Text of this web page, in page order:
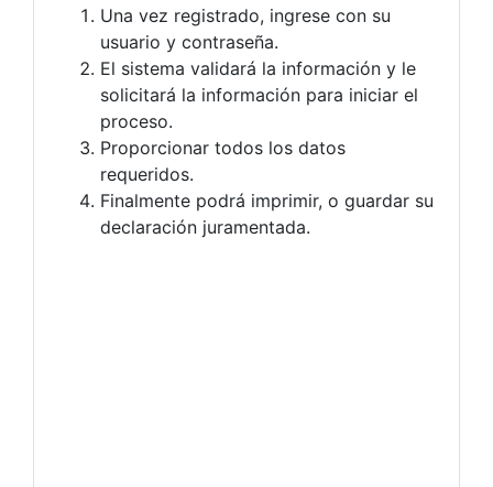
Una vez registrado, ingrese con su
usuario y contraseña.
El sistema validará la información y le
solicitará la información para iniciar el
proceso.
Proporcionar todos los datos
requeridos.
Finalmente podrá imprimir, o guardar su
declaración juramentada.